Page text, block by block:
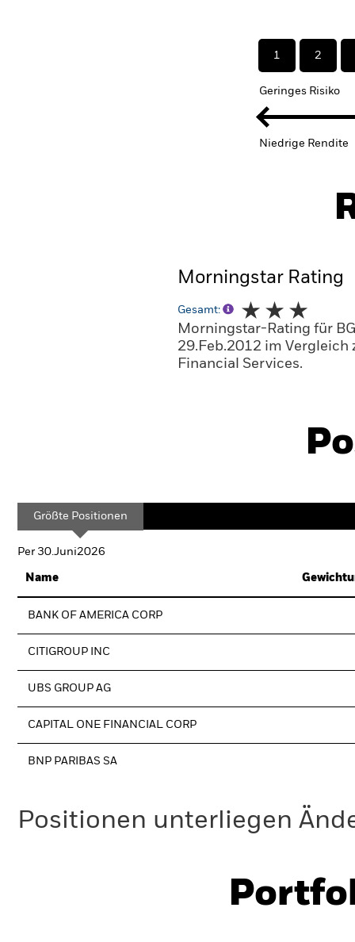
1 2
Geringes Risiko
Niedrige Rendite
Morningstar Rating
Gesamt:
Morningstar-Rating für
29.Feb.2012 im Vergleich
Financial Services.
Größte Positionen
Per 30.Juni2026
Name
BANK OF AMERICA CORP
CITIGROUP INC
UBS GROUP AG
CAPITAL ONE FINANCIAL CORP
BNP PARIBAS SA
Positionen unterliegen